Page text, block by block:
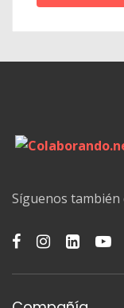
Síguenos también